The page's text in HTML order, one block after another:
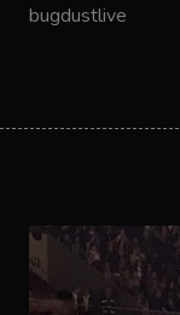
bugdustlive